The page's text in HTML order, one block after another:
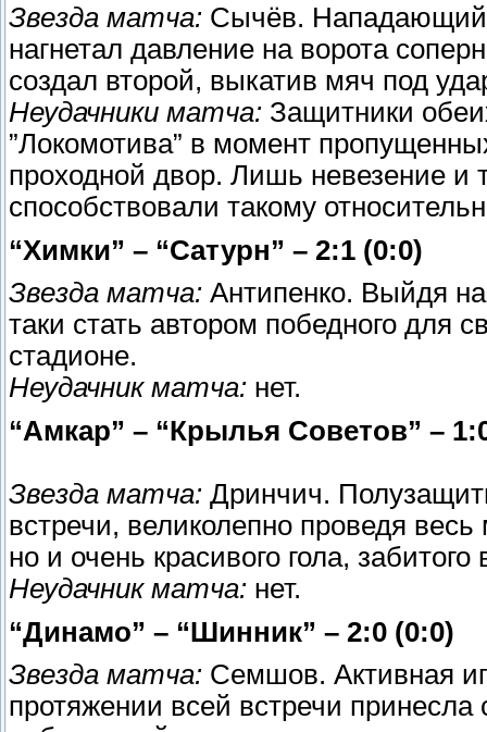
Звезда матча: Сычёв. Нападающий
нагнетал давление на ворота
создал второй, выкатив мяч под
Неудачники матча: Защитники
”Локомотива” в момент
проходной двор. Лишь невезение и
способствовали такому
“Химки” – “Сатурн” – 2:1 (0:0)
Звезда матча: Антипенко. Выйдя
таки стать автором победного для
стадионе.
Неудачник матча: нет.
“Амкар” – “Крылья Советов” –
Звезда матча: Дринчич.
встречи, великолепно проведя
но и очень красивого гола,
Неудачник матча: нет.
“Динамо” – “Шинник” – 2:0 (0:0)
Звезда матча: Семшов. Активная
протяжении всей встречи